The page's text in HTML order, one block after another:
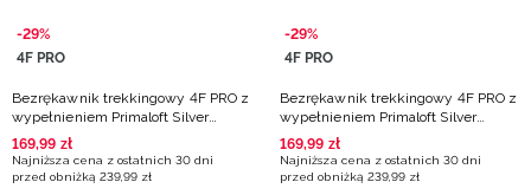
-29%
4F PRO
Bezrękawnik trekkingowy 4F PRO z
wypełnieniem Primaloft Silver
damski - turkusowy
169,99 zł
Najniższa cena z ostatnich 30 dni
przed obniżką 239,99 zł
-29%
4F PRO
Bezrękawnik trekkingowy 4F PRO z
wypełnieniem Primaloft Silver
damski - różowy
169,99 zł
Najniższa cena z ostatnich 30 dni
przed obniżką 239,99 zł